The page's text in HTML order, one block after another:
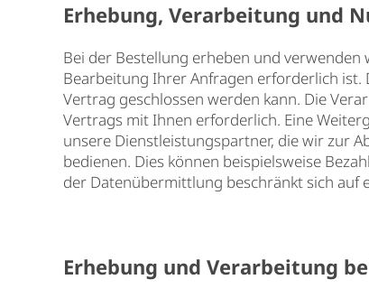
Erhebung, Verarbeitung und
Bei der Bestellung erheben und
Bearbeitung Ihrer Anfragen erforderlich ist.
Vertrag geschlossen werden kann. Die
Vertrags mit Ihnen erforderlich. Eine
unsere Dienstleistungspartner, die wir zur
bedienen. Dies können beispielsweise
der Datenübermittlung beschränkt sich auf
Erhebung und Verarbeitung